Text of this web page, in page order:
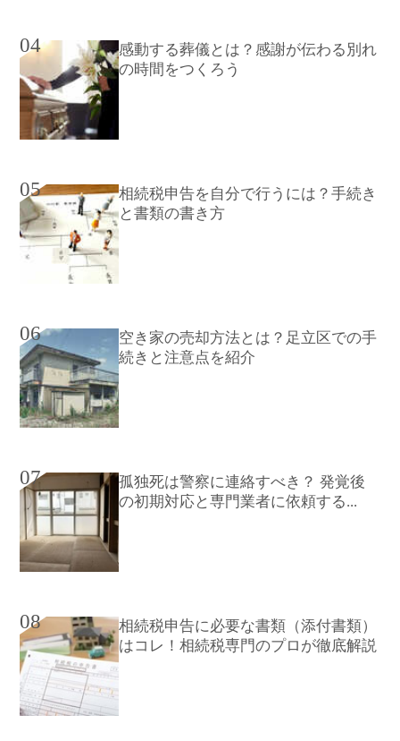
04
感動する葬儀とは？感謝が伝わる別れ
の時間をつくろう
05
相続税申告を自分で行うには？手続き
と書類の書き方
06
空き家の売却方法とは？足立区での手
続きと注意点を紹介
07
孤独死は警察に連絡すべき？ 発覚後
の初期対応と専門業者に依頼する...
08
相続税申告に必要な書類（添付書類）
はコレ！相続税専門のプロが徹底解説